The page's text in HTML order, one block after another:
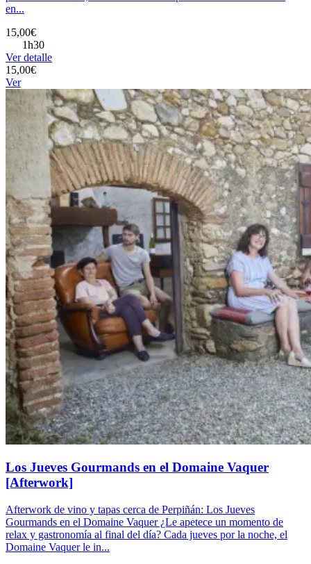
en...
15,00€
1h30
Ver detalle
15,00€
Ver
Los Jueves Gourmands en el Domaine Vaquer
[Afterwork]
Afterwork de vino y tapas cerca de Perpiñán: Los Jueves
Gourmands en el Domaine Vaquer ¿Le apetece un momento de
relax y gastronomía al final del día? Cada jueves por la noche, el
Domaine Vaquer le in...